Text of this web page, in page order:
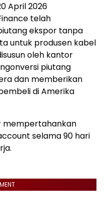
April 2026
telah
ekspor tanpa
untuk produsen kabel
oleh kantor
piutang
dan memberikan
di Amerika
mempertahankan
selama 90 hari